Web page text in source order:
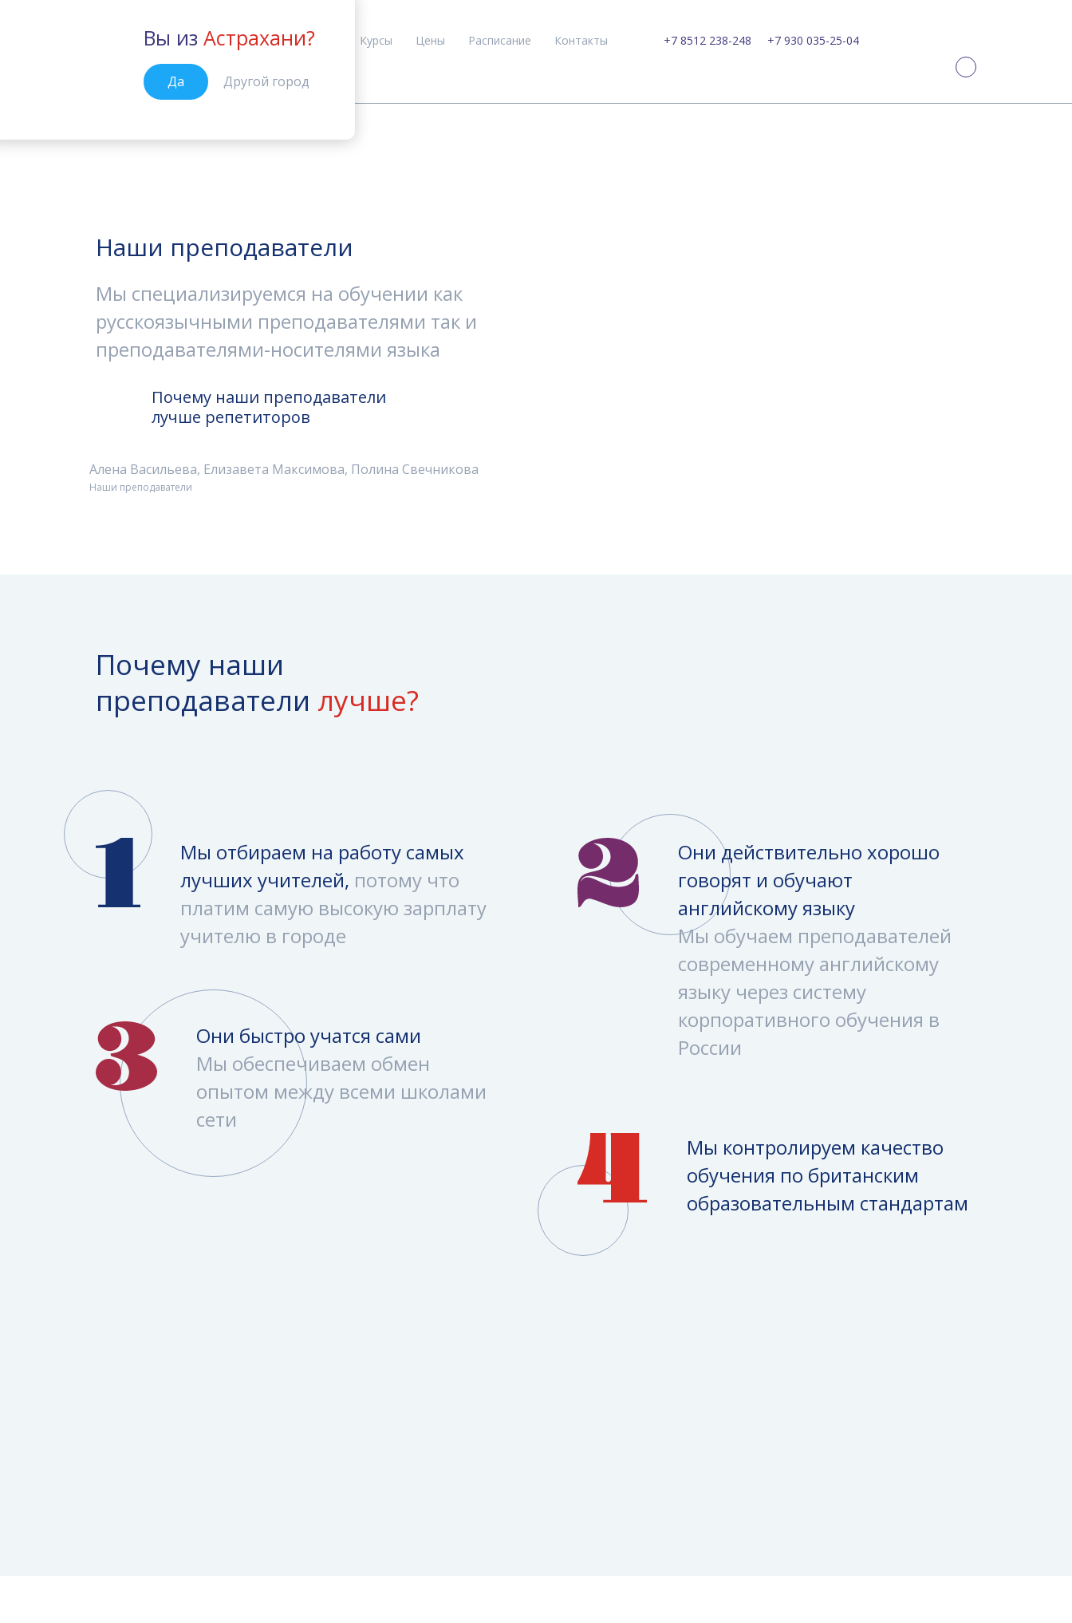
Астрахань
Вы из Астрахани?
Да Другой город
Курсы Цены Расписание Контакты +7 8512 238-248 +7 930 035-25-04
Наши преподаватели
Мы специализируемся на обучении как
русскоязычными преподавателями так и
преподавателями-носителями языка
Почему наши преподаватели
лучше репетиторов
Алена Васильева, Елизавета Максимова, Полина Свечникова
Наши преподаватели
Почему наши
преподаватели лучше?
Мы отбираем на работу самых
лучших учителей, потому что
платим самую высокую зарплату
учителю в городе
Они действительно хорошо
говорят и обучают
английскому языку
Мы обучаем преподавателей
современному английскому
языку через систему
корпоративного обучения в
России
Они быстро учатся сами
Мы обеспечиваем обмен
опытом между всеми школами
сети
Мы контролируем качество
обучения по британским
образовательным стандартам